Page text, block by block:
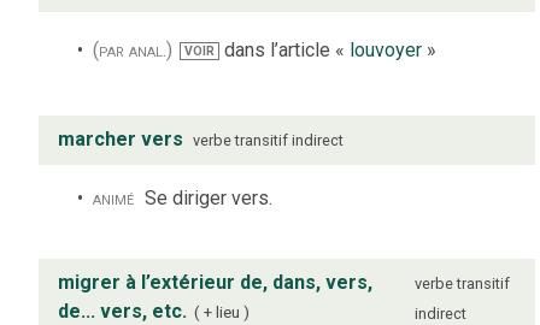
(par anal.) VOIR dans l’article « louvoyer»
marcher vers verbe transitif indirect
animé Se diriger vers.
migrer à l’extérieur de, dans, vers,
de... vers, etc.
+ lieu
verbe transitif
indirect